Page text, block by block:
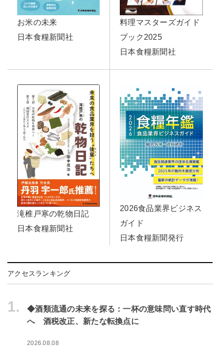
お米の未来
日本食糧新聞社
料理マスターズガイド
ブック2025
日本食糧新聞社
滝椎戸寒の乾物日記
日本食糧新聞社
2026食品業界ビジネス
ガイド
日本食糧新聞発行
アクセスランキング
1.
◆酒類流通の未来を探る：一杯の意味問い直す時代
へ 酒税改正、新たな転換点に
2026.08.08